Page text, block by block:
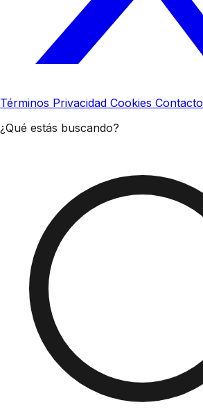
Términos Privacidad Cookies Contacto
¿Qué estás buscando?